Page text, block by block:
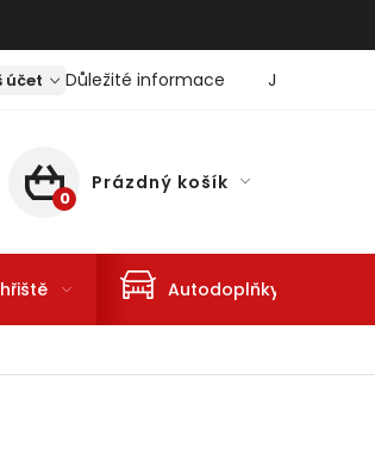
účet Důležité informace Jaký je
NÁKUPNÍ KOŠÍK
Prázdný košík
Autodoplňky